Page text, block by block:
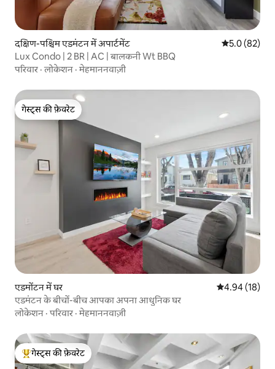
दक्षिण-पश्चिम एडमंटन में अपार्टमेंट औसत रेटिंग 5
5.0 (82)
Lux Condo | 2 BR | AC | बालकनी Wt BBQ
परिवार ·लोकेशन ·मेहमाननवाज़ी
गेस्ट्स की फ़ेवरेट
गेस्ट्स की फ़ेवरेट
एडमोंटन में घर औसत रेटिंग 5 में
4.94 (18)
एडमंटन के बीचों-बीच आपका अपना आधुनिक घर
लोकेशन ·परिवार ·मेहमाननवाज़ी
गेस्ट्स का टॉप फ़ेवरेट
गेस्ट्स की फ़ेवरेट